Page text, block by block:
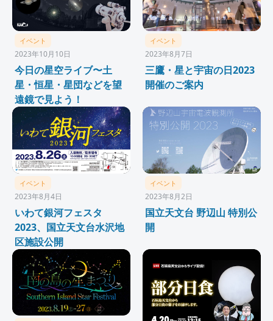
イベント
2023年10月10日
今日の星空ライブ〜土
星・恒星・星団などを望
遠鏡で見よう！
イベント
2023年8月7日
三鷹・星と宇宙の日2023
開催のご案内
イベント
2023年8月4日
いわて銀河フェスタ
2023、国立天文台水沢地
区施設公開
イベント
2023年8月2日
国立天文台 野辺山 特別公
開